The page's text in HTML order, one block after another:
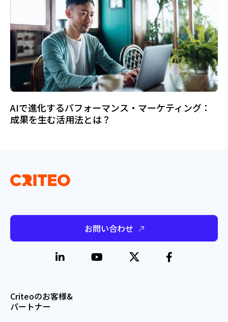
AIで進化するパフォーマンス・マーケティング：
成果を生む活用法とは？
お問い合わせ
Criteoのお客様&
パートナー